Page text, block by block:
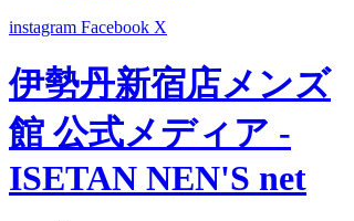
instagram Facebook X
伊勢丹新宿店メンズ
館 公式メディア -
ISETAN NEN'S net